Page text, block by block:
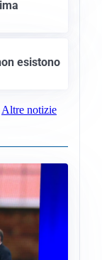
esistono
Altre notizie